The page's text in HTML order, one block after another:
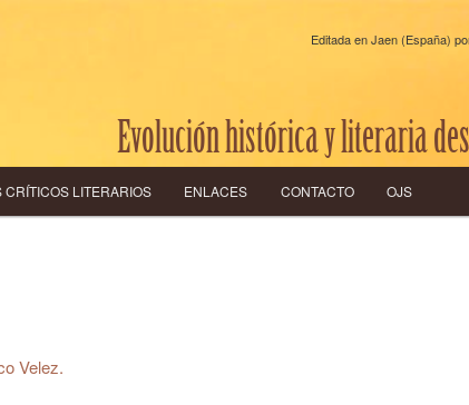
Evolución histórica y literaria
Editada en Jaen (España)
CRÍTICOS LITERARIOS ENLACES CONTACTO OJS
Velez.